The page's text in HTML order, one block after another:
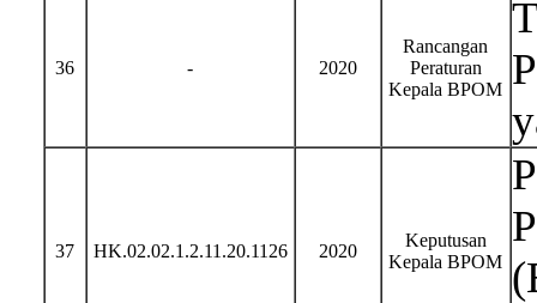
36 - 2020
Rancangan
Peraturan
Kepala BPOM
37 HK.02.02.1.2.11.20.1126 2020
Keputusan
Kepala BPOM